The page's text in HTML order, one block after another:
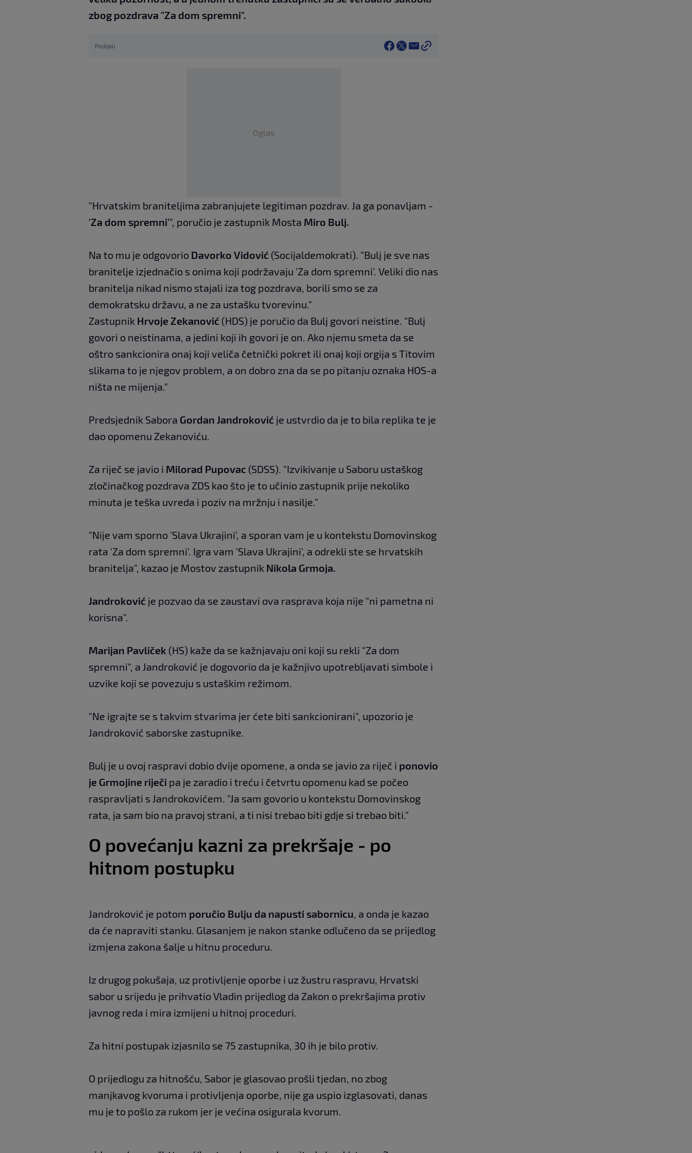
zbog pozdrava "Za dom spremni".
Podijeli
Oglas
"Hrvatskim braniteljima zabranjujete legitiman pozdrav. Ja ga ponavljam -
'Za dom spremni'", poručio je zastupnik Mosta Miro Bulj.
Na to mu je odgovorio Davorko Vidović (Socijaldemokrati). "Bulj je sve nas
branitelje izjednačio s onima koji podržavaju 'Za dom spremni'. Veliki dio nas
branitelja nikad nismo stajali iza tog pozdrava, borili smo se za
demokratsku državu, a ne za ustašku tvorevinu."
Zastupnik Hrvoje Zekanović (HDS) je poručio da Bulj govori neistine. "Bulj
govori o neistinama, a jedini koji ih govori je on. Ako njemu smeta da se
oštro sankcionira onaj koji veliča četnički pokret ili onaj koji orgija s Titovim
slikama to je njegov problem, a on dobro zna da se po pitanju oznaka HOS-a
ništa ne mijenja."
Predsjednik Sabora Gordan Jandroković je ustvrdio da je to bila replika te je
dao opomenu Zekanoviću.
Za riječ se javio i Milorad Pupovac (SDSS). "Izvikivanje u Saboru ustaškog
zločinačkog pozdrava ZDS kao što je to učinio zastupnik prije nekoliko
minuta je teška uvreda i poziv na mržnju i nasilje."
"Nije vam sporno 'Slava Ukrajini', a sporan vam je u kontekstu Domovinskog
rata 'Za dom spremni'. Igra vam 'Slava Ukrajini', a odrekli ste se hrvatskih
branitelja", kazao je Mostov zastupnik Nikola Grmoja.
Jandroković je pozvao da se zaustavi ova rasprava koja nije "ni pametna ni
korisna".
Marijan Pavliček (HS) kaže da se kažnjavaju oni koji su rekli "Za dom
spremni", a Jandroković je dogovorio da je kažnjivo upotrebljavati simbole i
uzvike koji se povezuju s ustaškim režimom.
"Ne igrajte se s takvim stvarima jer ćete biti sankcionirani", upozorio je
Jandroković saborske zastupnike.
Bulj je u ovoj raspravi dobio dvije opomene, a onda se javio za riječ i ponovio
je Grmojine riječi pa je zaradio i treću i četvrtu opomenu kad se počeo
raspravljati s Jandrokovićem. "Ja sam govorio u kontekstu Domovinskog
rata, ja sam bio na pravoj strani, a ti nisi trebao biti gdje si trebao biti."
O povećanju kazni za prekršaje - po
hitnom postupku
Jandroković je potom poručio Bulju da napusti sabornicu, a onda je kazao
da će napraviti stanku. Glasanjem je nakon stanke odlučeno da se prijedlog
izmjena zakona šalje u hitnu proceduru.
Iz drugog pokušaja, uz protivljenje oporbe i uz žustru raspravu, Hrvatski
sabor u srijedu je prihvatio Vladin prijedlog da Zakon o prekršajima protiv
javnog reda i mira izmijeni u hitnoj proceduri.
Za hitni postupak izjasnilo se 75 zastupnika, 30 ih je bilo protiv.
O prijedlogu za hitnošću, Sabor je glasovao prošli tjedan, no zbog
manjkavog kvoruma i protivljenja oporbe, nije ga uspio izglasovati, danas
mu je to pošlo za rukom jer je većina osigurala kvorum.